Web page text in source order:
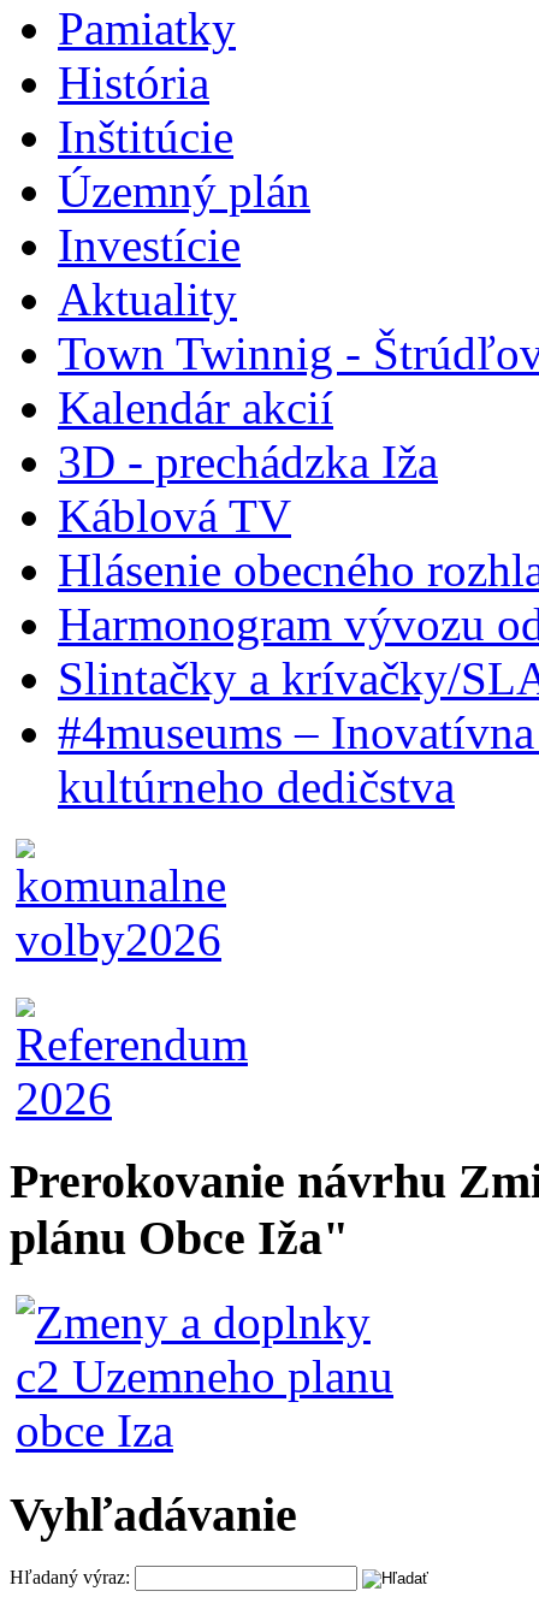
Pamiatky
História
Inštitúcie
Územný plán
Investície
Aktuality
Town Twinnig -
Kalendár akcií
3D - prechádzka Iža
Káblová TV
Hlásenie obecného
Harmonogram vývozu
Slintačky a krívačky/
#4museums –
kultúrneho dedičstva
Prerokovanie návrhu
plánu Obce Iža"
Vyhľadávanie
Hľadaný výraz: